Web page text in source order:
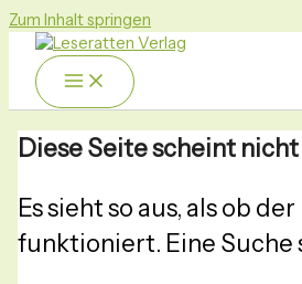
Zum Inhalt springen
Diese Seite scheint
Es sieht so aus, als ob
funktioniert. Eine Suche